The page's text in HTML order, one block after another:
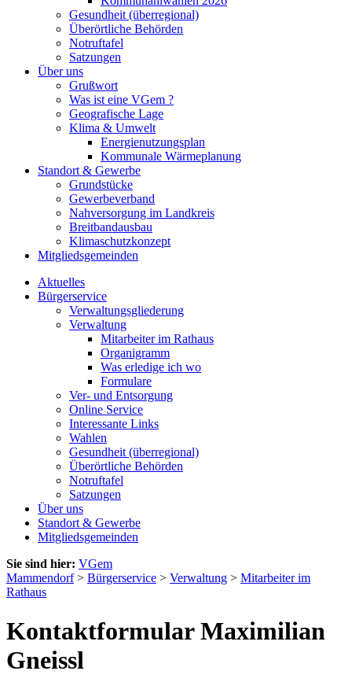
Gesundheit (überregional)
Überörtliche Behörden
Notruftafel
Satzungen
Über uns
Grußwort
Was ist eine VGem ?
Geografische Lage
Klima & Umwelt
Energienutzungsplan
Kommunale Wärmeplanung
Standort & Gewerbe
Grundstücke
Gewerbeverband
Nahversorgung im Landkreis
Breitbandausbau
Klimaschutzkonzept
Mitgliedsgemeinden
Aktuelles
Bürgerservice
Verwaltungsgliederung
Verwaltung
Mitarbeiter im Rathaus
Organigramm
Was erledige ich wo
Formulare
Ver- und Entsorgung
Online Service
Interessante Links
Wahlen
Gesundheit (überregional)
Überörtliche Behörden
Notruftafel
Satzungen
Über uns
Standort & Gewerbe
Mitgliedsgemeinden
Sie sind hier: VGem
Mammendorf> Bürgerservice > Verwaltung > Mitarbeiter im
Rathaus
Kontaktformular Maximilian
Gneissl